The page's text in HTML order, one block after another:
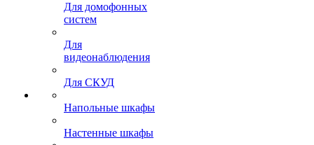
Для домофонных
систем
Для
видеонаблюдения
Для СКУД
Напольные шкафы
Настенные шкафы